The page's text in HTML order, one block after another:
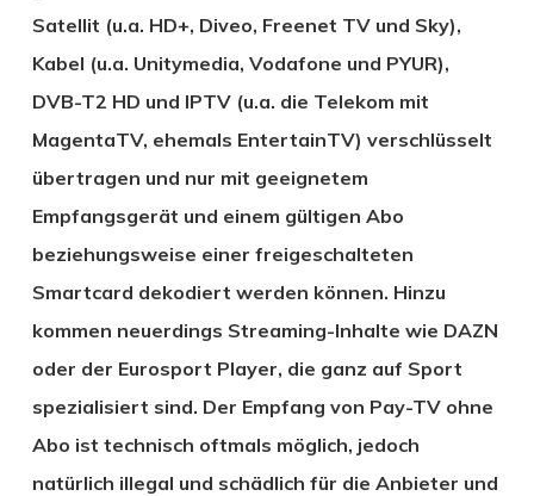
Satellit (u.a. HD+, Diveo, Freenet TV und Sky),
Kabel (u.a. Unitymedia, Vodafone und PYUR),
DVB-T2 HD und IPTV (u.a. die Telekom mit
MagentaTV, ehemals EntertainTV) verschlüsselt
übertragen und nur mit geeignetem
Empfangsgerät und einem gültigen Abo
beziehungsweise einer freigeschalteten
Smartcard dekodiert werden können. Hinzu
kommen neuerdings Streaming-Inhalte wie DAZN
oder der Eurosport Player, die ganz auf Sport
spezialisiert sind. Der Empfang von Pay-TV ohne
Abo ist technisch oftmals möglich, jedoch
natürlich illegal und schädlich für die Anbieter und